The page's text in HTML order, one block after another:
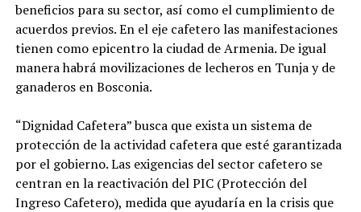
beneficios para su sector, así como el cumplimiento de
acuerdos previos. En el eje cafetero las manifestaciones
tienen como epicentro la ciudad de Armenia. De igual
manera habrá movilizaciones de lecheros en Tunja y de
ganaderos en Bosconia.
“Dignidad Cafetera” busca que exista un sistema de
protección de la actividad cafetera que esté garantizada
por el gobierno. Las exigencias del sector cafetero se
centran en la reactivación del PIC (Protección del
Ingreso Cafetero), medida que ayudaría en la crisis que